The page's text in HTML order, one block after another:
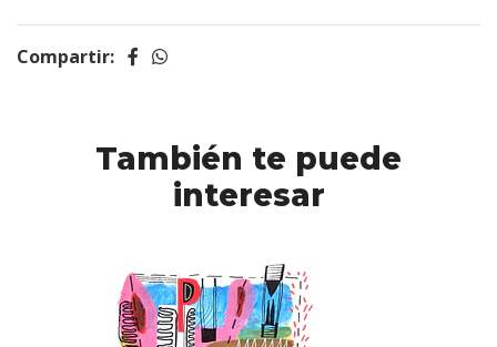
Compartir:
También te puede
interesar